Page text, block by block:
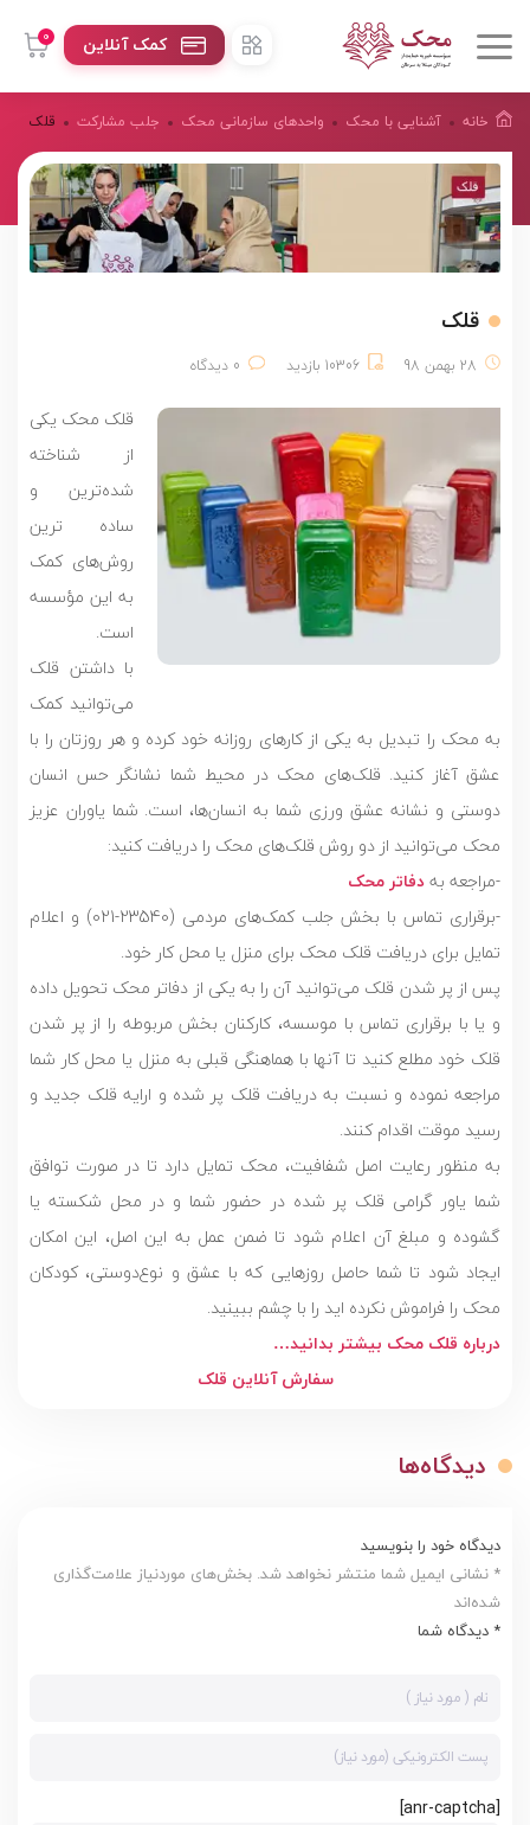
0 کمک آنلاین
خانه آشنایی با محک واحدهای سازمانی محک جلب مشارکت قلک
قلک
28 بهمن 98 10306 بازدید 0 دیدگاه
قلک محک یکی
از شناخته
شده‌ترین و
ساده ترین
روش‌های کمک
به این مؤسسه
است.
با داشتن قلک
می‌توانید کمک
به محک را تبدیل به یکی از کارهای روزانه خود کرده و هر روزتان را با
عشق آغاز کنید. قلک‌های محک در محیط شما نشانگر حس انسان
دوستی و نشانه عشق ورزی شما به انسان‌ها، است. شما یاوران عزیز
محک می‌توانید از دو روش قلک‌های محک را دریافت کنید:
-مراجعه بهدفاتر محک
-برقراری تماس با بخش جلب کمک‌های مردمی (23540-021) و اعلام
تمایل برای دریافت قلک محک برای منزل یا محل کار خود.
پس از پر شدن قلک می‌توانید آن را به یکی از دفاتر محک تحویل داده
و یا با برقراری تماس با موسسه، کارکنان بخش مربوطه را از پر شدن
قلک خود مطلع کنید تا آنها با هماهنگی قبلی به منزل یا محل کار شما
مراجعه نموده و نسبت به دریافت قلک پر شده و ارایه قلک جدید و
رسید موقت اقدام کنند.
به منظور رعایت اصل شفافیت، محک تمایل دارد تا در صورت توافق
شما یاور گرامی قلک پر شده در حضور شما و در محل شکسته یا
گشوده و مبلغ آن اعلام شود تا ضمن عمل به این اصل، این امکان
ایجاد شود تا شما حاصل روزهایی که با عشق و نوع‌دوستی، کودکان
محک را فراموش نکرده اید را با چشم ببینید.
درباره قلک محک بیشتر بدانید…
سفارش آنلاین قلک
دیدگاه‌ها
دیدگاه خود را بنویسید
* نشانی ایمیل شما منتشر نخواهد شد. بخش‌های موردنیاز علامت‌گذاری
شده‌اند
* دیدگاه شما
[anr-captcha]